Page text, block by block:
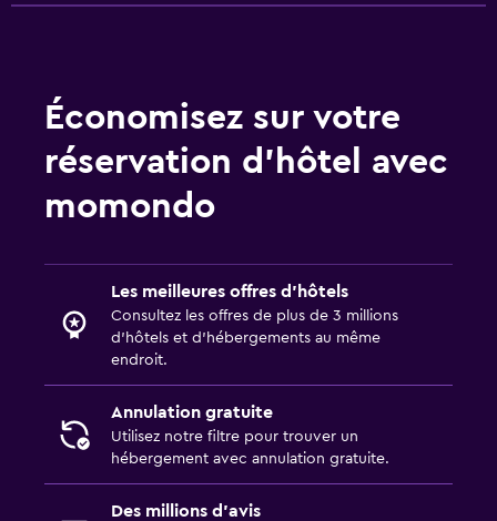
Économisez sur votre
réservation d’hôtel avec
momondo
Les meilleures offres d’hôtels
Consultez les offres de plus de 3 millions
d’hôtels et d’hébergements au même
endroit.
Annulation gratuite
Utilisez notre filtre pour trouver un
hébergement avec annulation gratuite.
Des millions d’avis